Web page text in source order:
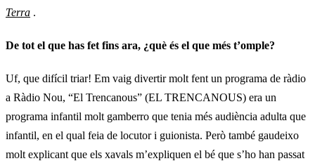
Terra .
De tot el que has fet fins ara, ¿què és el que més t’omple?
Uf, que difícil triar! Em vaig divertir molt fent un programa de ràdio
a Ràdio Nou, “El Trencanous” (EL TRENCANOUS) era un
programa infantil molt gamberro que tenia més audiència adulta que
infantil, en el qual feia de locutor i guionista. Però també gaudeixo
molt explicant que els xavals m’expliquen el bé que s’ho han passat